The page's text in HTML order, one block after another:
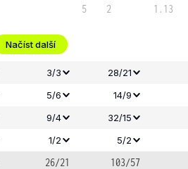
5
2
1.13
Načíst další
3/3 28/21
5/6
14/9
9/4
32/15
1/2 5/2
26/21 103/57